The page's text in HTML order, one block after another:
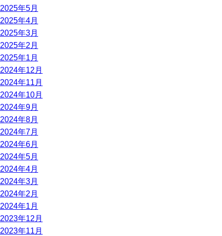
2025年5月
2025年4月
2025年3月
2025年2月
2025年1月
2024年12月
2024年11月
2024年10月
2024年9月
2024年8月
2024年7月
2024年6月
2024年5月
2024年4月
2024年3月
2024年2月
2024年1月
2023年12月
2023年11月